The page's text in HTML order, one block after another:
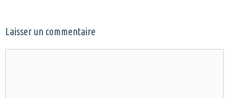
Laisser un commentaire